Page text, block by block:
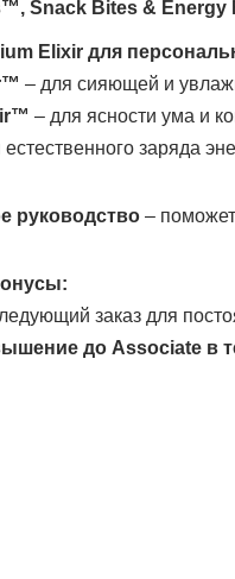
Snack Bites & Energy
Elixir для
– для сияющей и
– для ясности ума и
заряда
руководство –
заказ для
до Associate в